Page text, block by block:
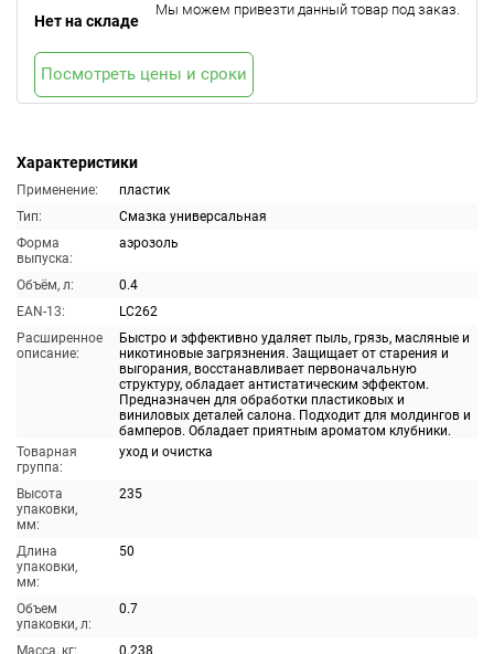
Характеристики
Применение:
пластик
Тип:
Смазка универсальная
Форма
выпуска:
аэрозоль
Объём, л:
0.4
EAN-13:
LC262
Расширенное
описание:
Быстро и эффективно удаляет пыль, грязь, масляные и
никотиновые загрязнения. Защищает от старения и
выгорания, восстанавливает первоначальную
структуру, обладает антистатическим эффектом.
Предназначен для обработки пластиковых и
виниловых деталей салона. Подходит для молдингов и
бамперов. Обладает приятным ароматом клубники.
Товарная
группа:
уход и очистка
Высота
упаковки,
мм:
235
Длина
упаковки,
мм:
50
Объем
упаковки, л:
0.7
Масса, кг:
0.238
Нет на складе
Мы можем привезти данный товар под заказ.
Посмотреть цены и сроки